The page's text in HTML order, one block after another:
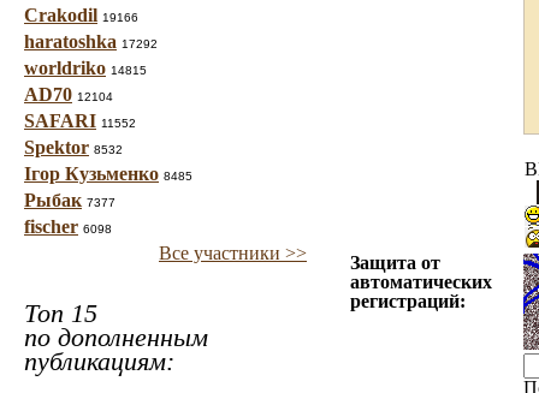
Crakodil 19166
haratoshka 17292
worldriko 14815
AD70 12104
SAFARI 11552
Spektor 8532
Ігор Кузьменко 8485
Рыбак 7377
fischer 6098
Все участники >>
Топ 15
по дополненным
публикациям:
Защита от
автоматических
регистраций: